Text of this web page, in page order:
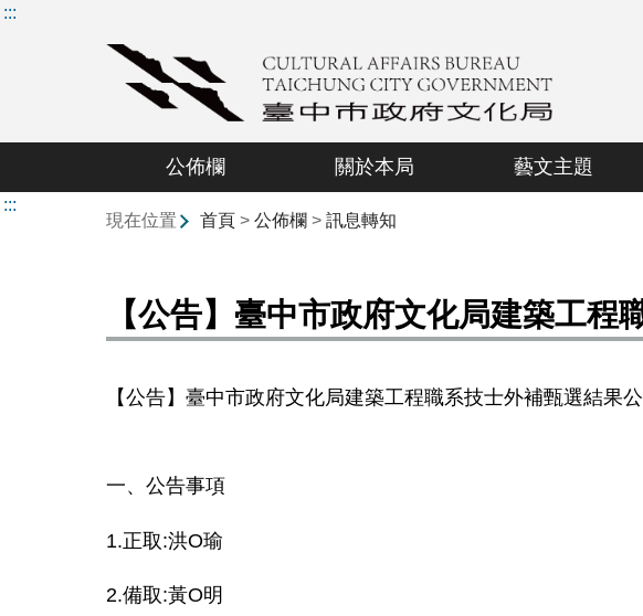
:::
公佈欄 關於本局 藝文主題
:::
現在位置
首頁> 公佈欄 > 訊息轉知
【公告】臺中市政府文化局建築工程
【公告】臺中市政府文化局建築工程職系技士外補甄選結果
一、公告事項
1.正取:洪O瑜
2.備取:黃O明